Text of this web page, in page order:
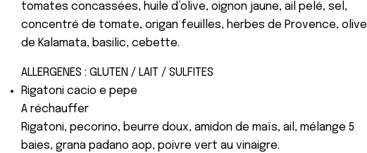
tomates concassées, huile d’olive, oignon jaune, ail pelé, sel,
concentré de tomate, origan feuilles, herbes de Provence, olive
de Kalamata, basilic, cebette.
ALLERGENES : GLUTEN / LAIT / SULFITES
Rigatoni cacio e pepe
A réchauffer
Rigatoni, pecorino, beurre doux, amidon de maïs, ail, mélange 5
baies, grana padano aop, poivre vert au vinaigre.